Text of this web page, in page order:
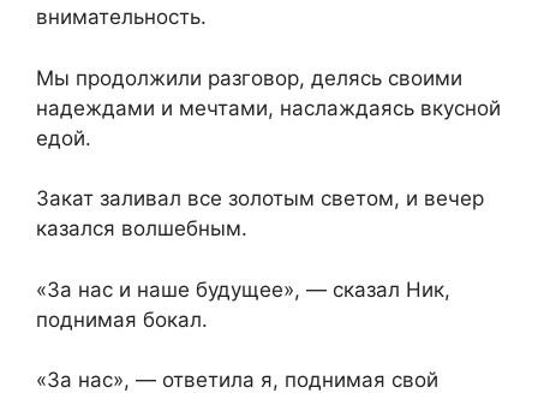
внимательность.
Мы продолжили разговор, делясь своими
надеждами и мечтами, наслаждаясь вкусной
едой.
Закат заливал все золотым светом, и вечер
казался волшебным.
«За нас и наше будущее», — сказал Ник,
поднимая бокал.
«За нас», — ответила я, поднимая свой